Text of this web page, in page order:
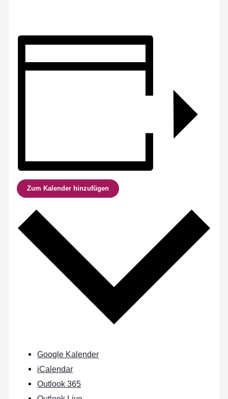
Zum Kalender hinzufügen
Google Kalender
iCalendar
Outlook 365